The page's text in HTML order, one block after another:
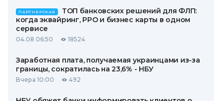
ПАРТНЕРСКАЯ
ТОП банковских решений для ФЛП:
когда эквайринг, РРО и бизнес карты в одном
сервисе
04.08 06:50 18524
Заработная плата, получаемая украинцами из-за
границы, сократилась на 23,6% - НБУ
Вчера 10:00 492